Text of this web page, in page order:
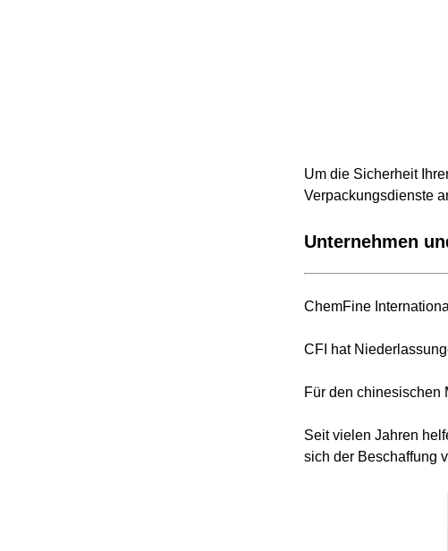
Um die Sicherheit
Verpackungsdienste
Unternehmen
ChemFine
CFI hat
Für den chinesischen
Seit vielen Jahren
sich der Beschaffung